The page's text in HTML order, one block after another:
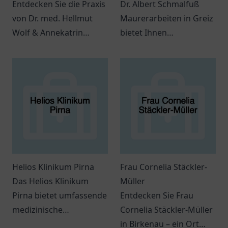
Entdecken Sie die Praxis
von Dr. med. Hellmut
Wolf & Annekatrin
Dr. Albert Schmalfuß
Maurerarbeiten in Greiz
bietet Ihnen
Helios Klinikum Pirna
Das Helios Klinikum
Pirna bietet umfassende
medizinische
Frau Cornelia Stäckler-
Müller
Entdecken Sie Frau
Cornelia Stäckler-Müller
in Birkenau – ein Ort